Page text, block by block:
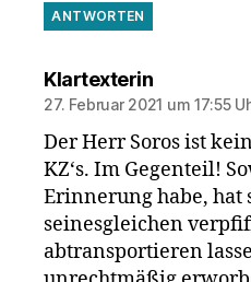
ANTWORTEN
Klartexterinsagt:
27. Februar 2021 um 17:55
Der Herr Soros ist
KZ‘s. Im Gegenteil!
Erinnerung habe, hat
seinesgleichen
abtransportieren